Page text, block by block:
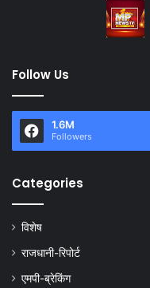
Follow Us
1.6M
Followers
Categories
विशेष
राजधानी-रिपोर्ट
एमपी-ब्रेकिंग